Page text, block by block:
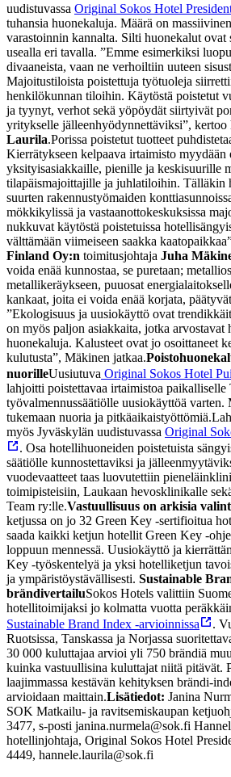
uudistuvassa Original Sokos Hotel
tuhansia huonekaluja. Määrä on
varastoinnin kannalta. Silti huonekalut ovat
usealla eri tavalla. ”Emme esimerkiksi
divaaneista, vaan ne verhoiltiin uuteen
Majoitustiloista poistettuja työtuoleja
henkilökunnan tiloihin. Käytöstä poistetut
ja tyynyt, verhot sekä yöpöydät siirtyivät
yritykselle jälleenhyödynnettäviksi”, kertoo
Laurila.Porissa poistetut tuotteet
Kierrätykseen kelpaava irtaimisto myydään
yksityisasiakkaille, pienille ja keskisuurille
tilapäismajoittajille ja juhlatiloihin. Tälläkin
suurten rakennustyömaiden
mökkikylissä ja vastaanottokeskuksissa
nukkuvat käytöstä poistetuissa
välttämään viimeiseen saakka
Finland Oy:n toimitusjohtaja Juha
voida enää kunnostaa, se puretaan;
metallikeräykseen, puuosat
kankaat, joita ei voida enää korjata,
”Ekologisuus ja uusiokäyttö ovat
on myös paljon asiakkaita, jotka arvostavat
huonekaluja. Kalusteet ovat jo osoittaneet
kulutusta”, Mäkinen jatkaa.
nuorilleUusiutuva Original Sokos Hotel
lahjoitti poistettavaa irtaimistoa paikalliselle
työvalmennussäätiölle uusiokäyttöä
tukemaan nuoria ja pitkäaikaistyöttömiä.
myös Jyväskylän uudistuvassa Original
. Osa hotellihuoneiden poistetuista
säätiölle kunnostettaviksi ja
vuodevaatteet taas luovutettiin
toimipisteisiin, Laukaan hevosklinikalle
Team ry:lle.Vastuullisuus on arkisia
ketjussa on jo 32 Green Key -sertifioitua
saada kaikki ketjun hotellit Green Key -
loppuun mennessä. Uusiokäyttö ja
Key -työskentelyä ja yksi hotelliketjun
ja ympäristöystävällisesti. Sustainable
brändivertailuSokos Hotels valittiin
hotellitoimijaksi jo kolmatta vuotta
Sustainable Brand Index -arvioinnissa
.
Ruotsissa, Tanskassa ja Norjassa
30 000 kuluttajaa arvioi yli 750 brändiä
kuinka vastuullisina kuluttajat niitä pitävät.
laajimmassa kestävän kehityksen brändi-
arvioidaan maittain.Lisätiedot: Janina
SOK Matkailu- ja ravitsemiskaupan
3477, s-posti janina.nurmela@sok.fi
hotellinjohtaja, Original Sokos Hotel
4449, hannele.laurila@sok.fi